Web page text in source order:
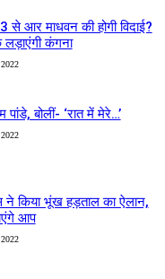
आर माधवन की होगी विदाई?
कंगना
बोलीं- ‘रात में मेरे…’
किया भूंख हड़ताल का ऐलान,
आप